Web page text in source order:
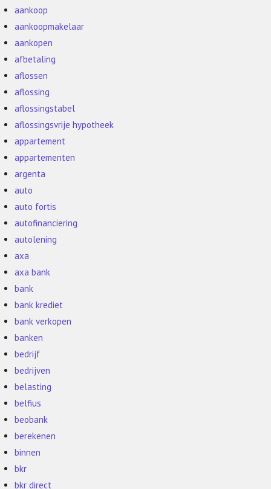
aankoop
aankoopmakelaar
aankopen
afbetaling
aflossen
aflossing
aflossingstabel
aflossingsvrije hypotheek
appartement
appartementen
argenta
auto
auto fortis
autofinanciering
autolening
axa
axa bank
bank
bank krediet
bank verkopen
banken
bedrijf
bedrijven
belasting
belfius
beobank
berekenen
binnen
bkr
bkr direct